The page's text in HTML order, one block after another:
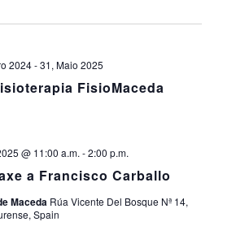
e
eventos
de
FisioMaceda
2024-31, Maio 2025
a Francisco Carballo
@ 11:00 a.m. -2:00 p.m.
Maceda Rúa Vicente Del Bosque Nª 14,
Spain